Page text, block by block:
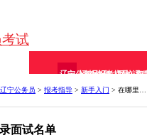
试
辽宁公务员
招考信息报考指导网校课备
辽宁公务员 > 报考指导 > 新手入门 > 在哪里可以看2026年阜新省考招录面试名单
面试名单